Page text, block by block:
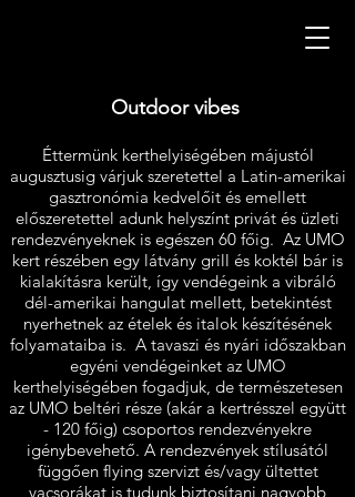
Outdoor vibes
Éttermünk kerthelyiségében májustól
augusztusig várjuk szeretettel a Latin-amerikai
gasztronómia kedvelőit és emellett
előszeretettel adunk helyszínt privát és üzleti
rendezvényeknek is egészen 60 főig. Az UMO
kert részében egy látvány grill és koktél bár is
kialakításra került, így vendégeink a vibráló
dél-amerikai hangulat mellett, betekintést
nyerhetnek az ételek és italok készítésének
folyamataiba is. A tavaszi és nyári időszakban
egyéni vendégeinket az UMO
kerthelyiségében fogadjuk, de természetesen
az UMO beltéri része (akár a kertrésszel együtt
- 120 főig) csoportos rendezvényekre
igénybevehető. A rendezvények stílusától
függően flying szervizt és/vagy ültettet
vacsorákat is tudunk biztosítani nagyobb